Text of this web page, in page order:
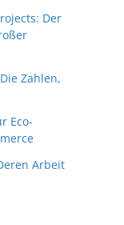
Der
Zahlen,
Eco-
Arbeit